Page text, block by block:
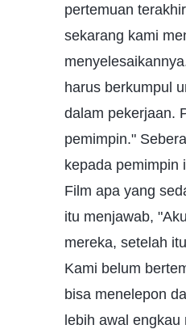
pertemuan
sekarang kami
harus berkumpul
dalam pekerjaan.
pemimpin."
kepada pemimpin
Film apa yang
itu menjawab,
mereka, setelah
Kami belum
bisa menelepon
lebih awal